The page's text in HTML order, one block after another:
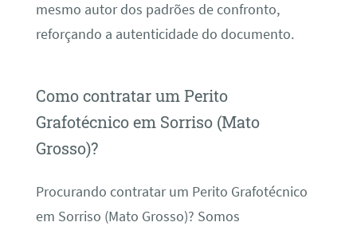
mesmo autor dos padrões de confronto,
reforçando a autenticidade do documento.
Como contratar um Perito
Grafotécnico em Sorriso (Mato
Grosso)?
Procurando contratar um Perito Grafotécnico
em Sorriso (Mato Grosso)? Somos